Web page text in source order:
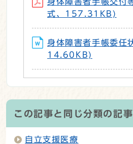
式、157.31KB)
身体障害者手帳委任
14.60KB)
この記事と同じ分類の記事
自立支援医療